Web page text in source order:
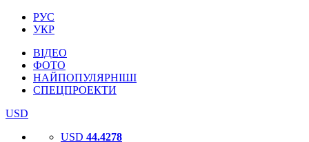
РУС
УКР
ВІДЕО
ФОТО
НАЙПОПУЛЯРНІШІ
СПЕЦПРОЕКТИ
USD
USD 44.4278